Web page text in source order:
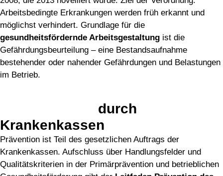
Arbeitsbedingte Erkrankungen werden früh erkannt und
möglichst verhindert. Grundlage für die
gesundheitsfördernde Arbeitsgestaltung ist die
Gefährdungsbeurteilung – eine Bestandsaufnahme
bestehender oder nahender Gefährdungen und Belastungen
im Betrieb.
durch
Krankenkassen
Prävention ist Teil des gesetzlichen Auftrags der
Krankenkassen. Aufschluss über Handlungsfelder und
Qualitätskriterien in der Primärprävention und betrieblichen